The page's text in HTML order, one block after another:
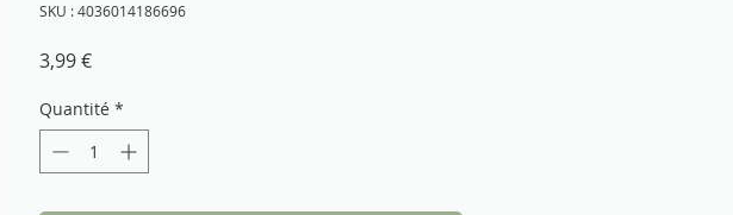
SKU : 4036014186696
3,99 €Prix
Quantité *